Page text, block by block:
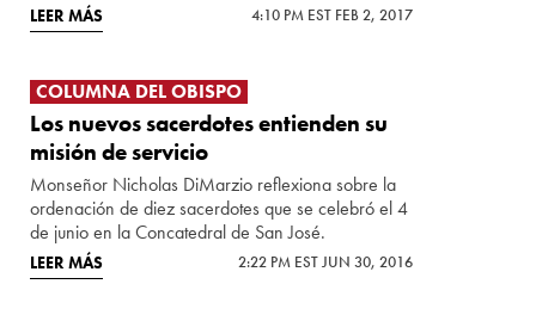
LEER MÁS 4:10 PM EST FEB 2, 2017
COLUMNA DEL OBISPO
Los nuevos sacerdotes entienden su
misión de servicio
Monseñor Nicholas DiMarzio reflexiona sobre la
ordenación de diez sacerdotes que se celebró el 4
de junio en la Concatedral de San José.
LEER MÁS 2:22 PM EST JUN 30, 2016